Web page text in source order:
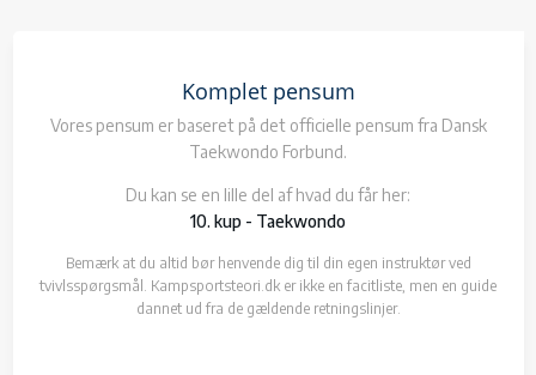
Komplet pensum
Vores pensum er baseret på det officielle pensum fra Dansk
Taekwondo Forbund.
Du kan se en lille del af hvad du får her:
10. kup - Taekwondo
Bemærk at du altid bør henvende dig til din egen instruktør ved
tvivlsspørgsmål. Kampsportsteori.dk er ikke en facitliste, men en guide
dannet ud fra de gældende retningslinjer.